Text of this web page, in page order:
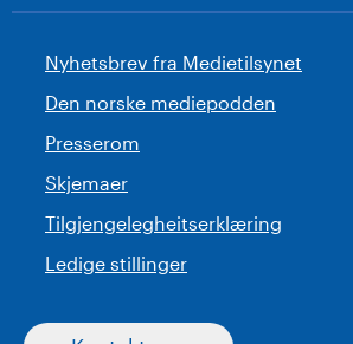
Nyhetsbrev fra Medietilsynet
Den norske mediepodden
Presserom
Skjemaer
Tilgjengelegheitserklæring
Ledige stillinger